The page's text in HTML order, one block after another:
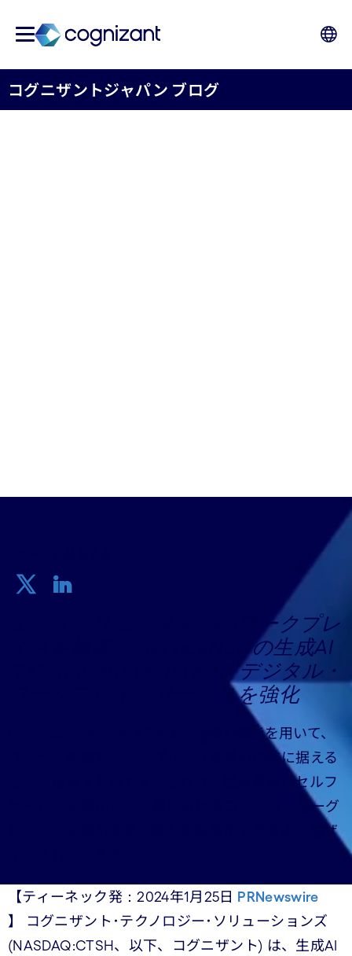
コグニザントジャパン ブログ
エクスペリエンス中心のワークプレ
イスを構築： ServiceNowの生成AI
でCognizant WorkNEXT デジタル・
ワークプレイスサービスを強化
Cognizant WorkNEXT™は、生成AI機能を用いて、
ユーザー体験をワークプレイス変革の中核に据える
ことを目指すものです。これは、従業員向けセルフ
サービスを強化し、企業におけるコンシューマーグ
レードの生成AI技術の導入を効率化できるようデザ
【ティーネック発：2024年1月25日 PRNewswire
】 コグニザント･テクノロジー･ソリューションズ
(NASDAQ:CTSH、以下、コグニザント) は、生成AI